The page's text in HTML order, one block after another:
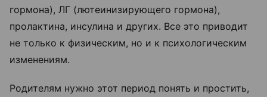
гормона), ЛГ (лютеинизирующего гормона),
пролактина, инсулина и других. Все это приводит
не только к физическим, но и к психологическим
изменениям.
Родителям нужно этот период понять и простить,